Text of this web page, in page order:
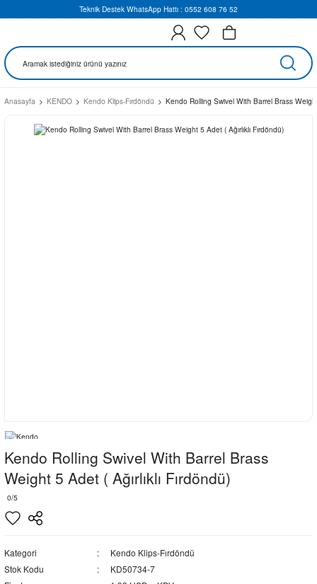
Teknik Destek WhatsApp Hattı : 0552 608 76 52
Anasayfa KENDO Kendo Klips-Fırdöndü Kendo Rolling Swivel With Barrel Brass Weight
Kendo Rolling Swivel With Barrel Brass
Weight 5 Adet ( Ağırlıklı Fırdöndü)
0/5
Kategori
Kendo Klips-Fırdöndü
Stok Kodu
KD50734-7